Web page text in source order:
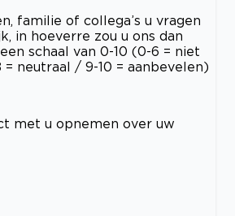
familie of collega’s u vragen
in hoeverre zou u ons dan
schaal van 0-10 (0-6 = niet
neutraal / 9-10 = aanbevelen)
met u opnemen over uw